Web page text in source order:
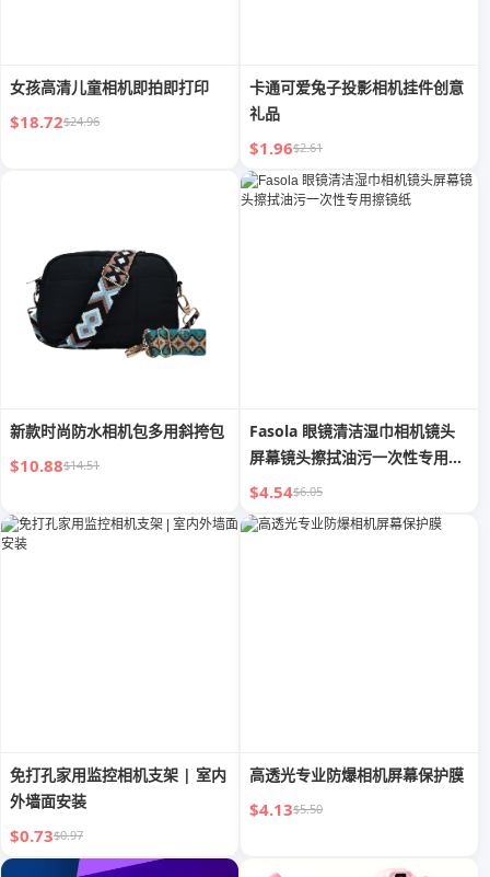
女孩高清儿童相机即拍即打印
$18.72$24.96
卡通可爱兔子投影相机挂件创意
礼品
$1.96$2.61
新款时尚防水相机包多用斜挎包
$10.88$14.51
Fasola 眼镜清洁湿巾相机镜头
屏幕镜头擦拭油污一次性专用擦
镜纸
$4.54$6.05
免打孔家用监控相机支架 | 室内
外墙面安装
$0.73$0.97
高透光专业防爆相机屏幕保护膜
$4.13$5.50